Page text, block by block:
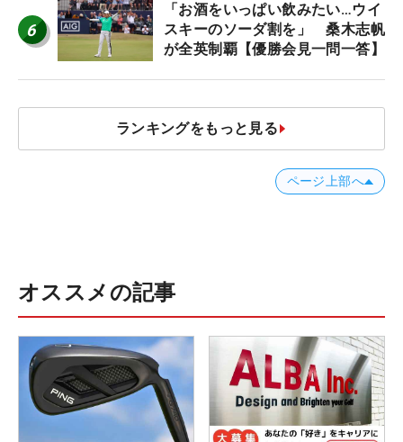
6
「お酒をいっぱい飲みたい…ウイ
スキーのソーダ割を」 桑木志帆
が全英制覇【優勝会見一問一答】
ランキングをもっと見る
ページ上部へ
オススメの記事